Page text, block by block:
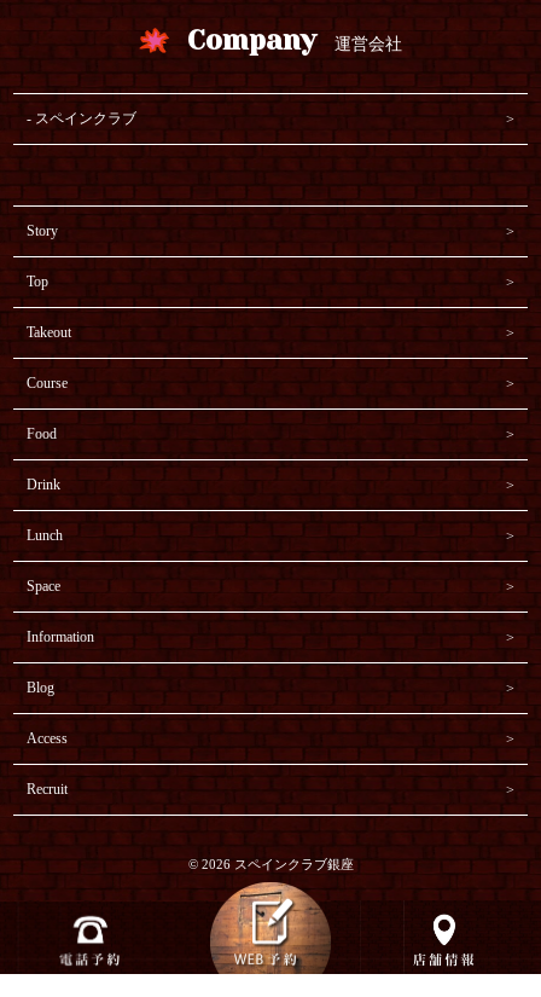
Company 運営会社
スペインクラブ
Story
Top
Takeout
Course
Food
Drink
Lunch
Space
Information
Blog
Access
Recruit
© 2026 スペインクラブ銀座